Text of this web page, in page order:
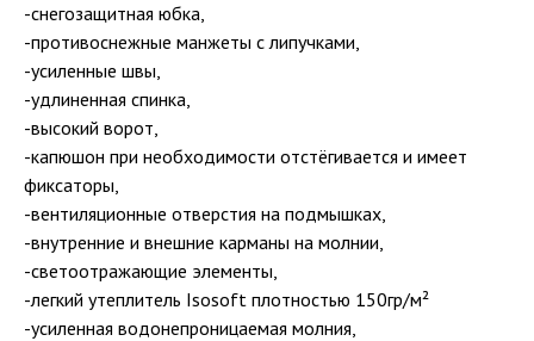
-снегозащитная юбка,
-противоснежные манжеты с липучками,
-усиленные швы,
-удлиненная спинка,
-высокий ворот,
-капюшон при необходимости отстёгивается и имеет
фиксаторы,
-вентиляционные отверстия на подмышках,
-внутренние и внешние карманы на молнии,
-светоотражающие элементы,
-легкий утеплитель Isosoft плотностью 150гр/м²
-усиленная водонепроницаемая молния,